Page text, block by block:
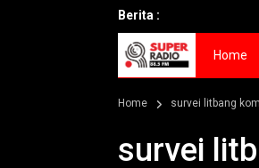
Berita : Selesai
Home
Home survei litbang
survei